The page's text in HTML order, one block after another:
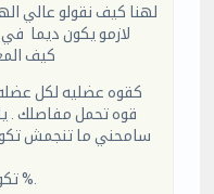
كيف
قوه تحمل مفاصلك .
سامحني ما تنجمش
تكون النسبه اقل بشويه لكن موش 50 %.